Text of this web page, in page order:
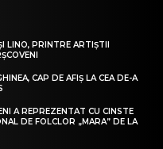
LINO, PRINTRE ARTIȘTII
CAP DE AFIȘ LA CEA DE-A
A REPREZENTAT CU CINSTE
DE FOLCLOR „MARA” DE LA